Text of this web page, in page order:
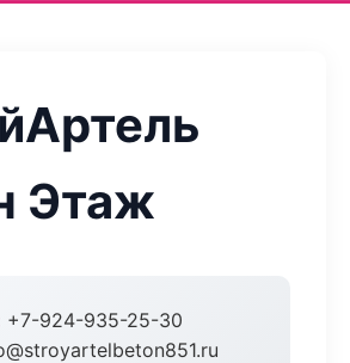
Этаж
+7-924-935-25-30